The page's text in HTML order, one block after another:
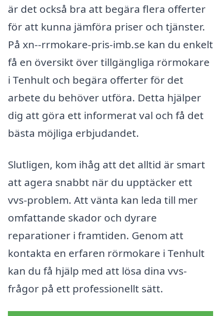
är det också bra att begära flera offerter
för att kunna jämföra priser och tjänster.
På xn--rrmokare-pris-imb.se kan du enkelt
få en översikt över tillgängliga rörmokare
i Tenhult och begära offerter för det
arbete du behöver utföra. Detta hjälper
dig att göra ett informerat val och få det
bästa möjliga erbjudandet.
Slutligen, kom ihåg att det alltid är smart
att agera snabbt när du upptäcker ett
vvs-problem. Att vänta kan leda till mer
omfattande skador och dyrare
reparationer i framtiden. Genom att
kontakta en erfaren rörmokare i Tenhult
kan du få hjälp med att lösa dina vvs-
frågor på ett professionellt sätt.